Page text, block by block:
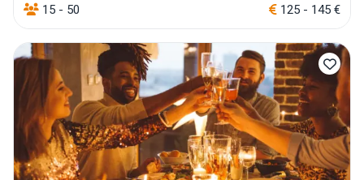
15 - 50 125 - 145 €